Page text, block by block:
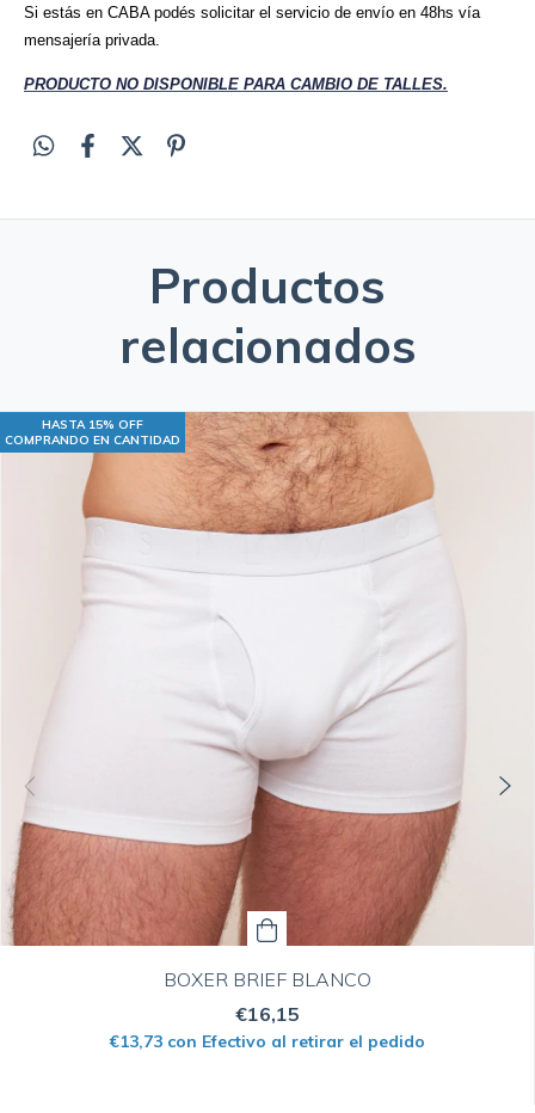
Si estás en CABA podés solicitar el servicio de envío en 48hs vía
mensajería privada.
PRODUCTO NO DISPONIBLE PARA CAMBIO DE TALLES.
Productos
relacionados
HASTA 15% OFF
COMPRANDO EN CANTIDAD
BOXER BRIEF BLANCO
€16,15
€13,73 con Efectivo al retirar el pedido